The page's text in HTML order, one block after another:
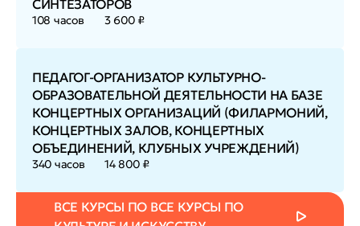
СИНТЕЗАТОРОВ
108 часов 3 600 ₽
ПЕДАГОГ-ОРГАНИЗАТОР КУЛЬТУРНО-
ОБРАЗОВАТЕЛЬНОЙ ДЕЯТЕЛЬНОСТИ НА БАЗЕ
КОНЦЕРТНЫХ ОРГАНИЗАЦИЙ (ФИЛАРМОНИЙ,
КОНЦЕРТНЫХ ЗАЛОВ, КОНЦЕРТНЫХ
ОБЪЕДИНЕНИЙ, КЛУБНЫХ УЧРЕЖДЕНИЙ)
340 часов 14 800 ₽
ВСЕ КУРСЫ ПО ВСЕ КУРСЫ ПО